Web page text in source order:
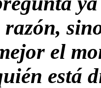
razón,
el
está